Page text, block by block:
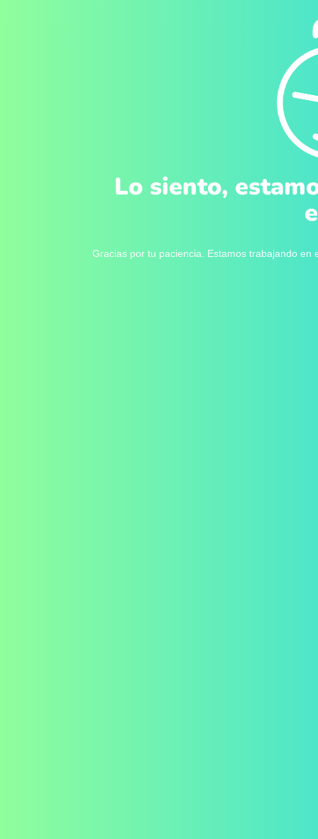
Lo siento,
Gracias por tu paciencia. Estamos trabajando en